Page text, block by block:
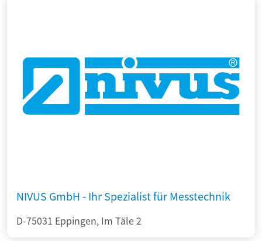
NIVUS GmbH - Ihr Spezialist für Messtechnik
D-75031 Eppingen, Im Täle 2